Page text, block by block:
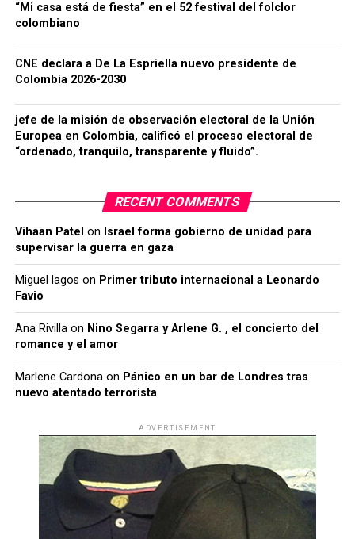
“Mi casa está de fiesta” en el 52 festival del folclor
colombiano
CNE declara a De La Espriella nuevo presidente de
Colombia 2026-2030
jefe de la misión de observación electoral de la Unión
Europea en Colombia, calificó el proceso electoral de
“ordenado, tranquilo, transparente y fluido”.
RECENT COMMENTS
Vihaan Patel on Israel forma gobierno de unidad para
supervisar la guerra en gaza
Miguel lagos on Primer tributo internacional a Leonardo
Favio
Ana Rivillaon Nino Segarra y Arlene G. , el concierto del
romance y el amor
Marlene Cardonaon Pánico en un bar de Londres tras
nuevo atentado terrorista
ADVERTISEMENT